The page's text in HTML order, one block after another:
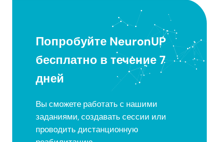
Попробуйте NeuronUP
бесплатно в течение 7
дней
Вы сможете работать с нашими
заданиями, создавать сессии или
проводить дистанционную